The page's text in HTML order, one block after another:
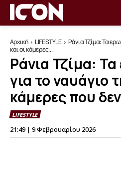
Αρχική LIFESTYLE
Ράνια Τζίμα: Τα
και οι κάμερες...
Ράνια Τζίμα:
για το ναυάγιο
κάμερες που
LIFESTYLE
21:49 | 9 Φεβρουαρίου 2026